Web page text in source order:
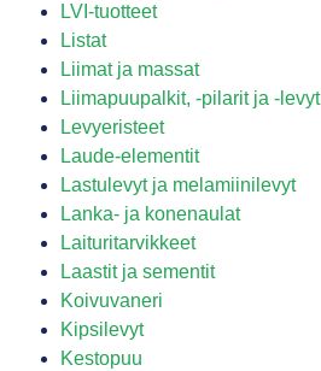
LVI-tuotteet
Listat
Liimat ja massat
Liimapuupalkit, -pilarit ja -levyt
Levyeristeet
Laude-elementit
Lastulevyt ja melamiinilevyt
Lanka- ja konenaulat
Laituritarvikkeet
Laastit ja sementit
Koivuvaneri
Kipsilevyt
Kestopuu